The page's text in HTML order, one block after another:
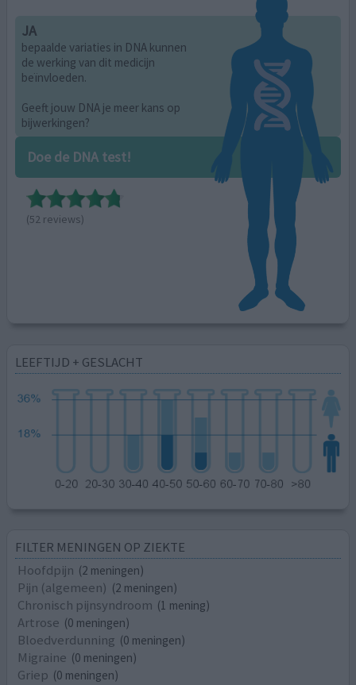
JA
bepaalde variaties in DNA kunnen
de werking van dit medicijn
beïnvloeden.
Geeft jouw DNA je meer kans op
bijwerkingen?
Doe de DNA test!
(52 reviews)
LEEFTIJD + GESLACHT
FILTER MENINGEN OP ZIEKTE
Hoofdpijn (2 meningen)
Pijn (algemeen) (2 meningen)
Chronisch pijnsyndroom (1 mening)
Artrose (0 meningen)
Bloedverdunning (0 meningen)
Migraine (0 meningen)
Griep (0 meningen)